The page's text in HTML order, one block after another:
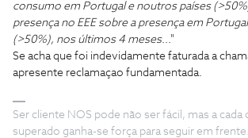
consumo em Portugal e noutros países
presença no EEE sobre a presença em
(>50%), nos últimos 4 meses..."
Se acha que foi indevidamente faturada a
apresente reclamaçao fundamentada.
Ser cliente NOS pode não ser fácil, mas a cada
superado ganha-se força para seguir em